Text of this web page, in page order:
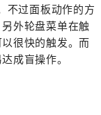
不过面板动作的方
外轮盘菜单在触
很快的触发。而
成盲操作。